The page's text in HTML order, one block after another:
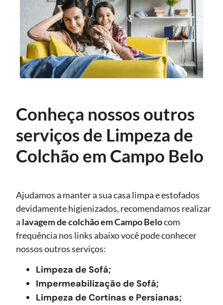
Conheça nossos outros
serviços de Limpeza de
Colchão em Campo Belo
Ajudamos a manter a sua casa limpa e estofados
devidamente higienizados, recomendamos realizar
a lavagem de colchãoem Campo Belocom
frequência nos links abaixo você pode conhecer
nossos outros serviços:
Limpeza de Sofá;
Impermeabilização de Sofá;
Limpeza de Cortinas e Persianas;